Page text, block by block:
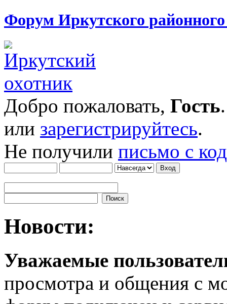
Форум Иркутского
Добро пожаловать, Гость
или зарегистрируйтесь.
Не получили письмо с
Новости:
Уважаемые
просмотра и общения с